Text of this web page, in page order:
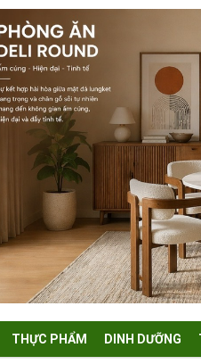
THỰC PHẨM DINH DƯỠNG